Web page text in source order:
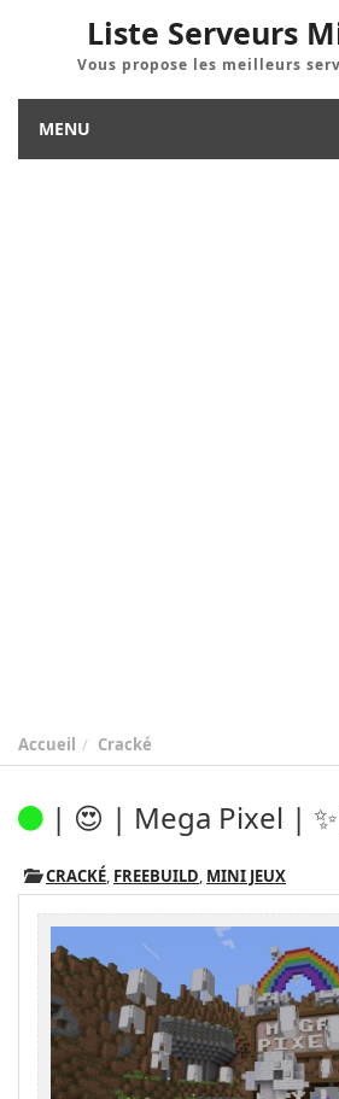
Liste Serveurs
Vous propose les meilleurs
MENU
Accueil Cracké
| 😍 | Mega Pixel |
CRACKÉ, FREEBUILD, MINI JEUX